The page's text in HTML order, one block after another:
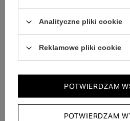
Zobacz
Analityczne pliki cookie
Reklamowe pliki cookie
POTWIERDZAM
POTWIERDZAM